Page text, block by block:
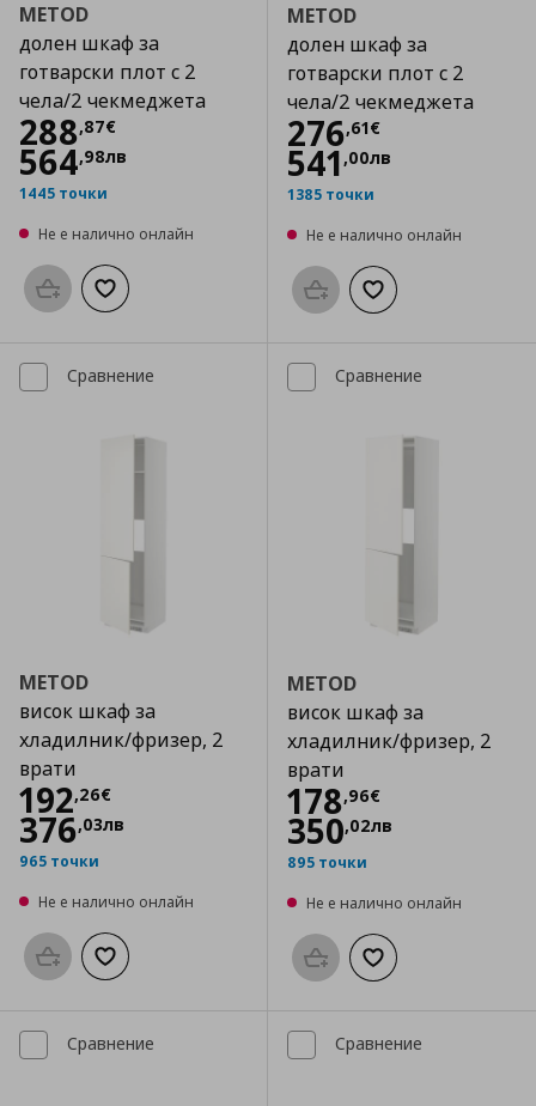
METOD
долен шкаф за
готварски плот с 2
чела/2 чекмеджета
288,87€
Цена288,87 €
564,98лв
1445 точки
Не е налично онлайн
Προσθήκη στο καλάθι
Добави към списъка с любими
METOD
долен шкаф за
готварски плот с 2
чела/2 чекмеджета
276,61€
Цена
541 ,00лв
1385 точки
Не е налично онлайн
Προσθήκη στο καλάθι
Добави към
Сравнение
METOD
висок шкаф за
хладилник/фризер, 2
врати
192,26€
Цена
376,03лв
965 точки
Не е налично онлайн
Προσθήκη στο καλάθι
Добави към списъка с любими
Сравнение
METOD
висок шкаф за
хладилник/фризер, 2
врати
178,96€
Цена
350,02лв
895 точки
Не е налично онлайн
Προσθήκη στο καλάθι
Добави към
Сравнение Сравнение